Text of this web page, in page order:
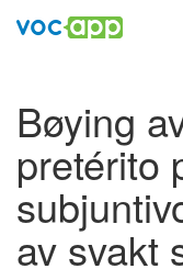
Bøying
pretérito
av svakt